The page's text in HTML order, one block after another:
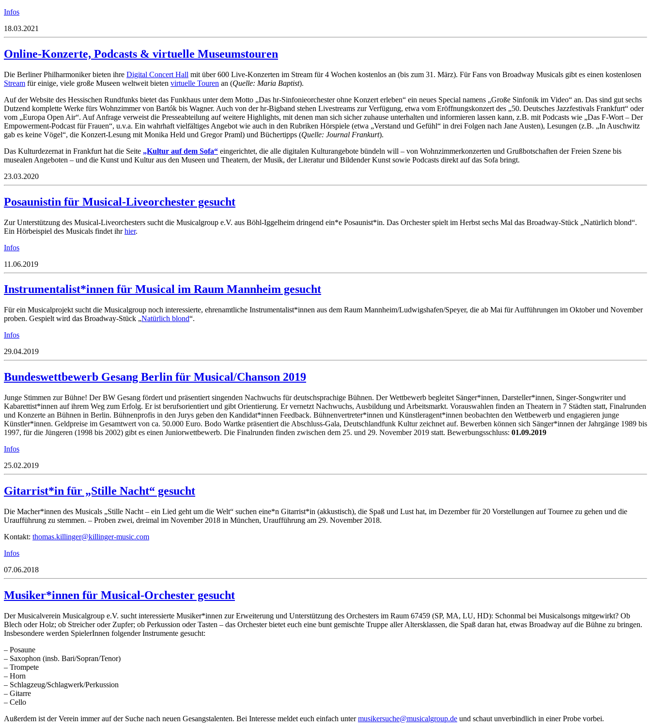
Infos
18.03.2021
Online-Konzerte, Podcasts & virtuelle Museumstouren
Die Berliner Philharmoniker bieten ihre Digital Concert Hall mit über 600 Live-Konzerten im Stream für 4 Wochen kostenlos an (bis zum 31. März). Für Fans von Broadway Musicals gibt es einen kostenlosen
Stream für einige, viele große Museen weltweit bieten virtuelle Touren an (Quelle: Maria Baptist).
Auf der Website des Hessischen Rundfunks bietet das Funkhaus unter dem Motto „Das hr-Sinfonieorchester ohne Konzert erleben“ ein neues Special namens „Große Sinfonik im Video“ an. Das sind gut sechs
Dutzend komplette Werke fürs Wohnzimmer von Bartók bis Wagner. Auch von der hr-Bigband stehen Livestreams zur Verfügung, etwa vom Eröffnungskonzert des „50. Deutsches Jazzfestivals Frankfurt“ oder
vom „Europa Open Air“. Auf Anfrage verweist die Presseabteilung auf weitere Highlights, mit denen man sich sicher zuhause unterhalten und informieren lassen kann, z.B. mit Podcasts wie „Das F-Wort – Der
Empowerment-Podcast für Frauen“, u.v.a. Ein wahrhaft vielfältiges Angebot wie auch in den Rubriken Hörspiele (etwa „Verstand und Gefühl“ in drei Folgen nach Jane Austen), Lesungen (z.B. „In Auschwitz
gab es keine Vögel“, die Konzert-Lesung mit Monika Held und Gregor Praml) und Büchertipps (Quelle: Journal Frankurt).
Das Kulturdezernat in Frankfurt hat die Seite „Kultur auf dem Sofa“ eingerichtet, die alle digitalen Kulturangebote bündeln will – von Wohnzimmerkonzerten und Grußbotschaften der Freien Szene bis
musealen Angeboten – und die Kunst und Kultur aus den Museen und Theatern, der Musik, der Literatur und Bildender Kunst sowie Podcasts direkt auf das Sofa bringt.
23.03.2020
Posaunistin für Musical-Liveorchester gesucht
Zur Unterstützung des Musical-Liveorchesters sucht die Musicalgroup e.V. aus Böhl-Iggelheim dringend ein*e Posaunist*in. Das Orchester spielt im Herbst sechs Mal das Broadway-Stück „Natürlich blond“.
Ein Hörbeispiel des Musicals findet ihrhier.
Infos
11.06.2019
Instrumentalist*innen für Musical im Raum Mannheim gesucht
Für ein Musicalprojekt sucht die Musicalgroup noch interessierte, ehrenamtliche Instrumentalist*innen aus dem Raum Mannheim/Ludwigshafen/Speyer, die ab Mai für Aufführungen im Oktober und November
proben. Gespielt wird das Broadway-Stück „Natürlich blond“.
Infos
29.04.2019
Bundeswettbewerb Gesang Berlin für Musical/Chanson 2019
Junge Stimmen zur Bühne! Der BW Gesang fördert und präsentiert singenden Nachwuchs für deutschsprachige Bühnen. Der Wettbewerb begleitet Sänger*innen, Darsteller*innen, Singer-Songwriter und
Kabarettist*innen auf ihrem Weg zum Erfolg. Er ist berufsorientiert und gibt Orientierung. Er vernetzt Nachwuchs, Ausbildung und Arbeitsmarkt. Vorauswahlen finden an Theatern in 7 Städten statt, Finalrunden
und Konzerte an Bühnen in Berlin. Bühnenprofis in den Jurys geben den Kandidat*innen Feedback. Bühnenvertreter*innen und Künstleragent*innen beobachten den Wettbewerb und engagieren junge
Künstler*innen. Geldpreise im Gesamtwert von ca. 50.000 Euro. Bodo Wartke präsentiert die Abschluss-Gala, Deutschlandfunk Kultur zeichnet auf. Bewerben können sich Sänger*innen der Jahrgänge 1989 bis
1997, für die Jüngeren (1998 bis 2002) gibt es einen Juniorwettbewerb. Die Finalrunden finden zwischen dem 25. und 29. November 2019 statt. Bewerbungsschluss: 01.09.2019
Infos
25.02.2019
Gitarrist*in für „Stille Nacht“ gesucht
Die Macher*innen des Musicals „Stille Nacht – ein Lied geht um die Welt“ suchen eine*n Gitarrist*in (akkustisch), die Spaß und Lust hat, im Dezember für 20 Vorstellungen auf Tournee zu gehen und die
Uraufführung zu stemmen. – Proben zwei, dreimal im November 2018 in München, Uraufführung am 29. November 2018.
Kontakt:
moc.c
isum-
regni
llik@
regni
llik.
samoh
t
Infos
07.06.2018
Musiker*innen für Musical-Orchester gesucht
Der Musicalverein Musicalgroup e.V. sucht interessierte Musiker*innen zur Erweiterung und Unterstützung des Orchesters im Raum 67459 (SP, MA, LU, HD): Schonmal bei Musicalsongs mitgewirkt? Ob
Blech oder Holz; ob Streicher oder Zupfer; ob Perkussion oder Tasten – das Orchester bietet euch eine bunt gemischte Truppe aller Altersklassen, die Spaß daran hat, etwas Broadway auf die Bühne zu bringen.
Insbesondere werden SpielerInnen folgender Instrumente gesucht:
– Posaune
– Saxophon (insb. Bari/Sopran/Tenor)
– Trompete
– Horn
– Schlagzeug/Schlagwerk/Perkussion
– Gitarre
– Cello
Außerdem ist der Verein immer auf der Suche nach neuen Gesangstalenten. Bei Interesse meldet euch einfach unter
ed.pu
orgla
cisum
@ehcu
sreki
sum und schaut unverbindlich in einer Probe vorbei.